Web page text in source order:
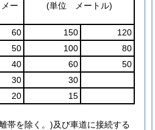
ー
(単位 メートル)
60 150
120
50
100
80
40
60
50
30
30
20
15
帯を除く。)及び車道に接続する